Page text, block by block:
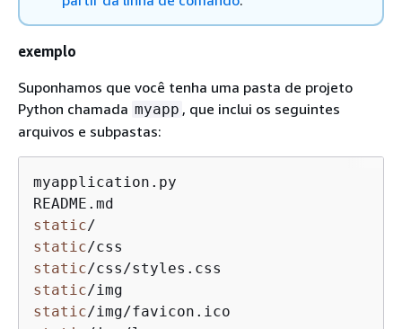
exemplo
Suponhamos que você tenha uma pasta de projeto
Python chamada myapp , que inclui os seguintes
arquivos e subpastas:
myapplication.py
static
static
static
static
static